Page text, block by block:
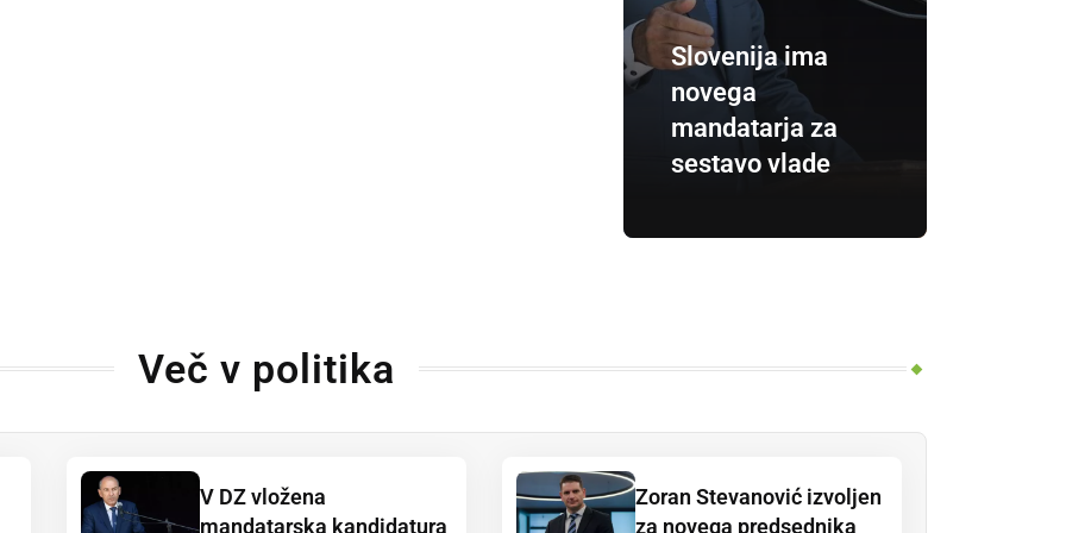
Slovenija ima
novega
mandatarja za
sestavo vlade
Več v politika
V DZ vložena
mandatarska kandidatura
Zoran Stevanović izvoljen
za novega predsednika